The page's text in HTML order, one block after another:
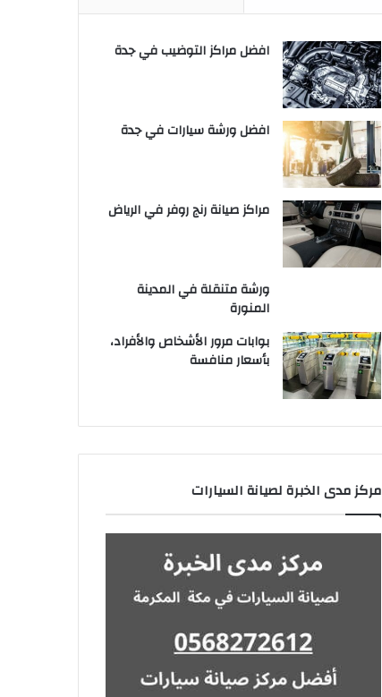
افضل مراكز التوضيب في جدة
افضل ورشة سيارات في جدة
مراكز صيانة رنج روفر في الرياض
ورشة متنقلة في المدينة
المنورة
بوابات مرور الأشخاص والأفراد،
بأسعار منافسة
مركز مدى الخبرة لصيانة السيارات